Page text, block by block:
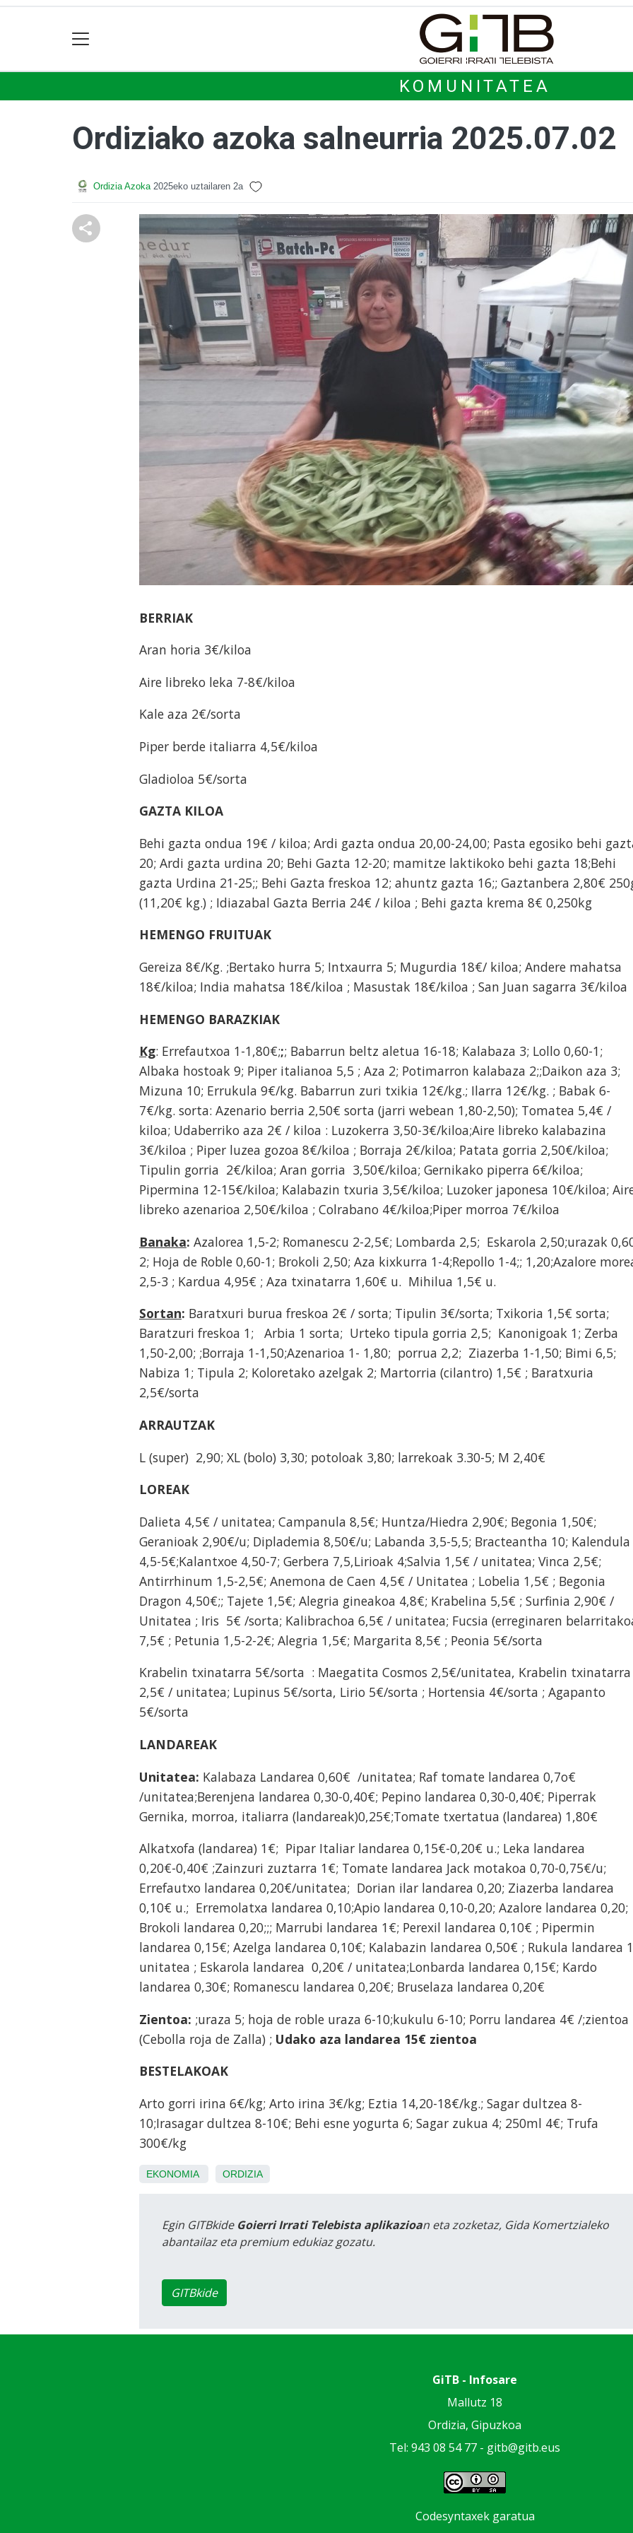
KOMUNITATEA
Ordiziako azoka salneurria 2025.07.02
Ordizia Azoka 2025eko uztailaren 2a
BERRIAK
Aran horia 3€/kiloa
Aire libreko leka 7-8€/kiloa
Kale aza 2€/sorta
Piper berde italiarra 4,5€/kiloa
Gladioloa 5€/sorta
GAZTA KILOA
Behi gazta ondua 19€ / kiloa; Ardi gazta ondua 20,00-24,00; Pasta egosiko behi
20; Ardi gazta urdina 20; Behi Gazta 12-20; mamitze laktikoko behi gazta 18;Behi
gazta Urdina 21-25;; Behi Gazta freskoa 12; ahuntz gazta 16;; Gaztanbera 2,80€
(11,20€ kg.) ; Idiazabal Gazta Berria 24€ / kiloa ; Behi gazta krema 8€ 0,250kg
HEMENGO FRUITUAK
Gereiza 8€/Kg. ;Bertako hurra 5; Intxaurra 5; Mugurdia 18€/ kiloa; Andere mahatsa
18€/kiloa; India mahatsa 18€/kiloa ; Masustak 18€/kiloa ; San Juan sagarra 3€/kiloa
HEMENGO BARAZKIAK
Kg: Errefautxoa 1-1,80€;;; Babarrun beltz aletua 16-18; Kalabaza 3; Lollo 0,60-1;
Albaka hostoak 9; Piper italianoa 5,5 ; Aza 2; Potimarron kalabaza 2;;Daikon aza 3;
Mizuna 10; Errukula 9€/kg. Babarrun zuri txikia 12€/kg.; Ilarra 12€/kg. ; Babak 6-
7€/kg. sorta: Azenario berria 2,50€ sorta (jarri webean 1,80-2,50); Tomatea 5,4€ /
kiloa; Udaberriko aza 2€ / kiloa : Luzokerra 3,50-3€/kiloa;Aire libreko kalabazina
3€/kiloa ; Piper luzea gozoa 8€/kiloa ; Borraja 2€/kiloa; Patata gorria 2,50€/kiloa;
Tipulin gorria 2€/kiloa; Aran gorria 3,50€/kiloa; Gernikako piperra 6€/kiloa;
Pipermina 12-15€/kiloa; Kalabazin txuria 3,5€/kiloa; Luzoker japonesa 10€/kiloa;
libreko azenarioa 2,50€/kiloa ; Colrabano 4€/kiloa;Piper morroa 7€/kiloa
Banaka: Azalorea 1,5-2; Romanescu 2-2,5€; Lombarda 2,5; Eskarola 2,50;urazak
2; Hoja de Roble 0,60-1; Brokoli 2,50; Aza kixkurra 1-4;Repollo 1-4;; 1,20;Azalore
2,5-3 ; Kardua 4,95€ ; Aza txinatarra 1,60€ u. Mihilua 1,5€ u.
Sortan: Baratxuri burua freskoa 2€ / sorta; Tipulin 3€/sorta; Txikoria 1,5€ sorta;
Baratzuri freskoa 1; Arbia 1 sorta; Urteko tipula gorria 2,5; Kanonigoak 1; Zerba
1,50-2,00; ;Borraja 1-1,50;Azenarioa 1- 1,80; porrua 2,2; Ziazerba 1-1,50; Bimi 6,5;
Nabiza 1; Tipula 2; Koloretako azelgak 2; Martorria (cilantro) 1,5€ ; Baratxuria
2,5€/sorta
ARRAUTZAK
L (super) 2,90; XL (bolo) 3,30; potoloak 3,80; larrekoak 3.30-5; M 2,40€
LOREAK
Dalieta 4,5€ / unitatea; Campanula 8,5€; Huntza/Hiedra 2,90€; Begonia 1,50€;
Geranioak 2,90€/u; Diplademia 8,50€/u; Labanda 3,5-5,5; Bracteantha 10; Kalendula
4,5-5€;Kalantxoe 4,50-7; Gerbera 7,5,Lirioak 4;Salvia 1,5€ / unitatea; Vinca 2,5€;
Antirrhinum 1,5-2,5€; Anemona de Caen 4,5€ / Unitatea ; Lobelia 1,5€ ; Begonia
Dragon 4,50€;; Tajete 1,5€; Alegria gineakoa 4,8€; Krabelina 5,5€ ; Surfinia 2,90€ /
Unitatea ; Iris 5€ /sorta; Kalibrachoa 6,5€ / unitatea; Fucsia (erreginaren
7,5€ ; Petunia 1,5-2-2€; Alegria 1,5€; Margarita 8,5€ ; Peonia 5€/sorta
Krabelin txinatarra 5€/sorta : Maegatita Cosmos 2,5€/unitatea, Krabelin txinatarra
2,5€ / unitatea; Lupinus 5€/sorta, Lirio 5€/sorta ; Hortensia 4€/sorta ; Agapanto
5€/sorta
LANDAREAK
Unitatea: Kalabaza Landarea 0,60€ /unitatea; Raf tomate landarea 0,7o€
/unitatea;Berenjena landarea 0,30-0,40€; Pepino landarea 0,30-0,40€; Piperrak
Gernika, morroa, italiarra (landareak)0,25€;Tomate txertatua (landarea) 1,80€
Alkatxofa (landarea) 1€; Pipar Italiar landarea 0,15€-0,20€ u.; Leka landarea
0,20€-0,40€ ;Zainzuri zuztarra 1€; Tomate landarea Jack motakoa 0,70-0,75€/u;
Errefautxo landarea 0,20€/unitatea; Dorian ilar landarea 0,20; Ziazerba landarea
0,10€ u.; Erremolatxa landarea 0,10;Apio landarea 0,10-0,20; Azalore landarea 0,20;
Brokoli landarea 0,20;;; Marrubi landarea 1€; Perexil landarea 0,10€ ; Pipermin
landarea 0,15€; Azelga landarea 0,10€; Kalabazin landarea 0,50€ ; Rukula landarea
unitatea ; Eskarola landarea 0,20€ / unitatea;Lonbarda landarea 0,15€; Kardo
landarea 0,30€; Romanescu landarea 0,20€; Bruselaza landarea 0,20€
Zientoa: ;uraza 5; hoja de roble uraza 6-10;kukulu 6-10; Porru landarea 4€ /;zientoa
(Cebolla roja de Zalla) ; Udako aza landarea 15€ zientoa
BESTELAKOAK
Arto gorri irina 6€/kg; Arto irina 3€/kg; Eztia 14,20-18€/kg.; Sagar dultzea 8-
10;Irasagar dultzea 8-10€; Behi esne yogurta 6; Sagar zukua 4; 250ml 4€; Trufa
300€/kg
EKONOMIA ORDIZIA
Egin GITBkide Goierri Irrati Telebista aplikazioan eta zozketaz, Gida Komertzialeko
abantailaz eta premium edukiaz gozatu.
GITBkide
GiTB - Infosare
Mallutz 18
Ordizia, Gipuzkoa
Tel: 943 08 54 77 - gitb@gitb.eus
Codesyntaxek garatua